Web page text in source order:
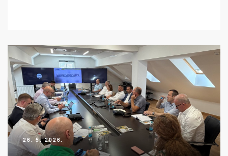
26. 5. 2026.